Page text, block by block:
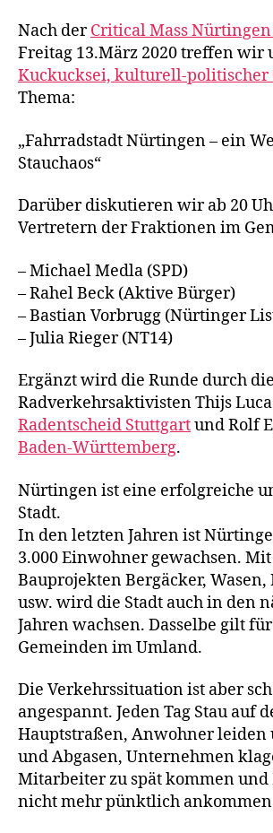
Nach derCritical Mass
Freitag 13.März 2020 treffen wir
Kuckucksei, kulturell-politischer
Thema:
„Fahrradstadt Nürtingen – ein
Stauchaos“
Darüber diskutieren wir ab 20
Vertretern der Fraktionen im
– Michael Medla (SPD)
– Rahel Beck (Aktive Bürger)
– Bastian Vorbrugg (Nürtinger
– Julia Rieger (NT14)
Ergänzt wird die Runde durch die
Radverkehrsaktivisten Thijs
Radentscheid Stuttgartund Rolf
Baden-Württemberg.
Nürtingen ist eine erfolgreiche
Stadt.
In den letzten Jahren ist
3.000 Einwohner gewachsen.
Bauprojekten Bergäcker, Wasen,
usw. wird die Stadt auch in den
Jahren wachsen. Dasselbe gilt
Gemeinden im Umland.
Die Verkehrssituation ist aber
angespannt. Jeden Tag Stau auf
Hauptstraßen, Anwohner leiden
und Abgasen, Unternehmen
Mitarbeiter zu spät kommen
nicht mehr pünktlich